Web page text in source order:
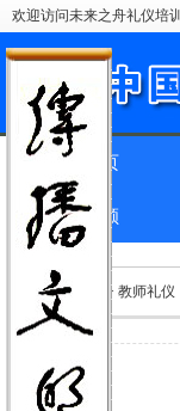
欢迎访问未来之舟礼仪培
网站首页
精彩回顾
位置：首页 > > 教师礼仪